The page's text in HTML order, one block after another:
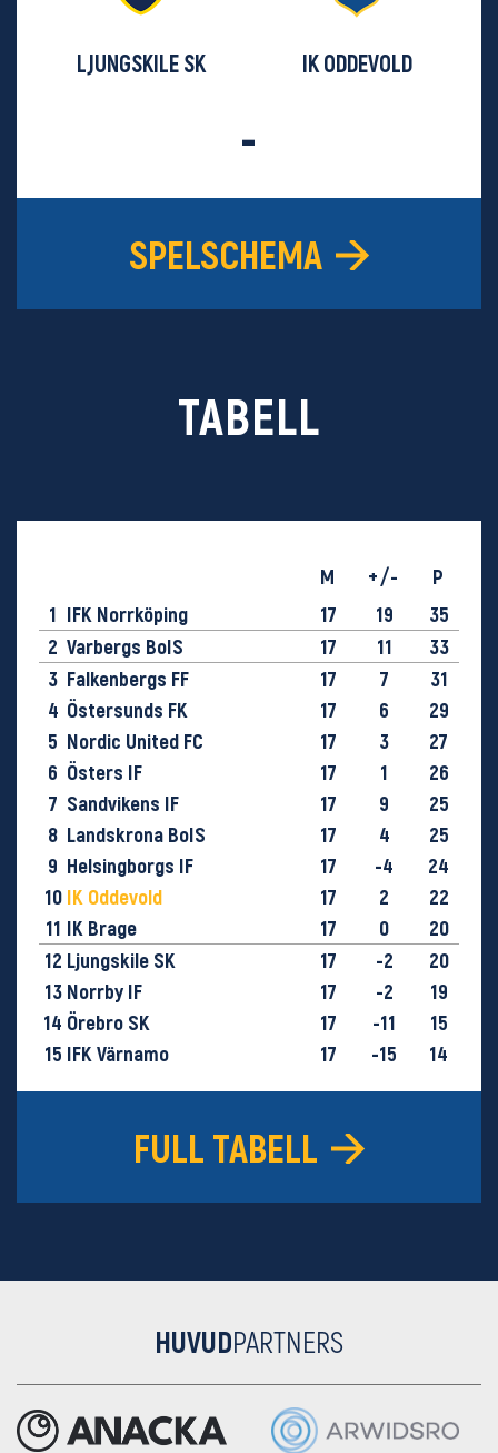
LJUNGSKILE SK IK ODDEVOLD
-
SPELSCHEMA
TABELL
M +/-
P
1 IFK Norrköping 17 19
35
2 Varbergs BoIS 17 11
33
3 Falkenbergs FF 17 7
31
4 Östersunds FK 17 6
29
5 Nordic United FC 17 3
27
6 Östers IF 17 1
26
7 Sandvikens IF 17 9
25
8 Landskrona BoIS 17 4
25
9 Helsingborgs IF 17 -4
24
10 IK Oddevold 17 2
22
11 IK Brage 17 0
20
12 Ljungskile SK 17 -2
20
13 Norrby IF 17 -2
19
14 Örebro SK 17 -11
15
15 IFK Värnamo 17 -15
14
FULL TABELL
HUVUDPARTNERS